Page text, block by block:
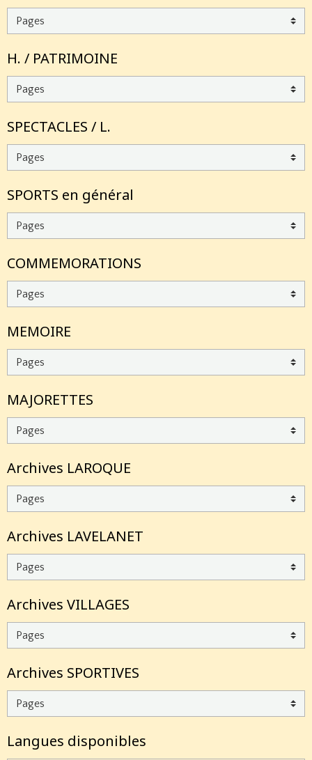
H. / PATRIMOINE
SPECTACLES / L.
SPORTS en général
COMMEMORATIONS
MEMOIRE
MAJORETTES
Archives LAROQUE
Archives LAVELANET
Archives VILLAGES
Archives SPORTIVES
Langues disponibles